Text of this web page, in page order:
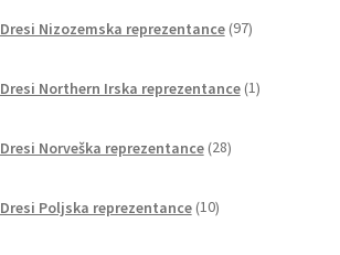
Dresi Nizozemska reprezentance 97izdelkov
Dresi Northern Irska reprezentance 1izdelek
Dresi Norveška reprezentance 28izdelkov
Dresi Poljska reprezentance 10izdelkov